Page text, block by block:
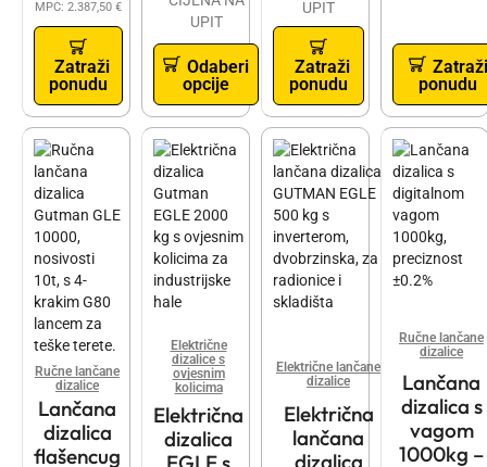
MPC: 2.387,50 €
Zatraži
ponudu
UPIT
Odaberi
opcije
UPIT
Zatraži
ponudu
Zatraži
ponudu
Ručne lančane
dizalice
Lančana
dizalica
flašencug
Električne
dizalice s
ovjesnim
kolicima
Električna
dizalica
Električne lančane
dizalice
Električna
lančana
dizalica
Ručne lančane
dizalice
Lančana
dizalica s
vagom
1000kg –